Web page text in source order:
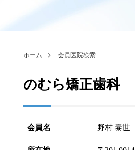
ホーム 会員医院検索
のむら矯正歯科
会員名 野村 泰世